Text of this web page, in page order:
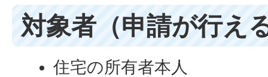
対象者（申請が行え
住宅の所有者本人